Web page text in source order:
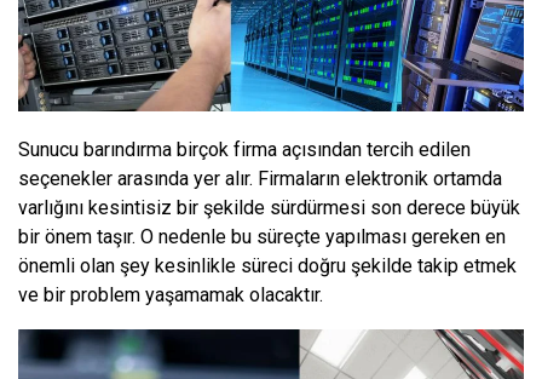
Sunucu barındırma birçok firma açısından tercih edilen
seçenekler arasında yer alır. Firmaların elektronik ortamda
varlığını kesintisiz bir şekilde sürdürmesi son derece büyük
bir önem taşır. O nedenle bu süreçte yapılması gereken en
önemli olan şey kesinlikle süreci doğru şekilde takip etmek
ve bir problem yaşamamak olacaktır.